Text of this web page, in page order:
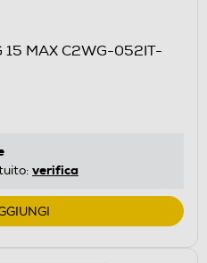
15 MAX C2WG-052IT-
verifica